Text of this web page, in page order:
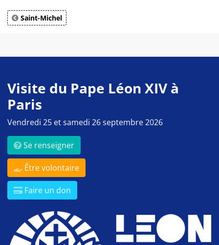
Saint-Michel
Visite du Pape Léon XIV à
Paris
Vendredi 25 et samedi 26 septembre 2026
Se renseigner
Être volontaire
Faire un don